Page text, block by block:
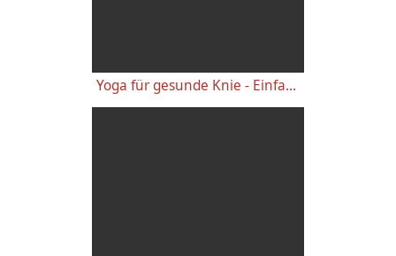
Yoga für gesunde Knie - Einfache wirkungsvolle Gelenkübungen